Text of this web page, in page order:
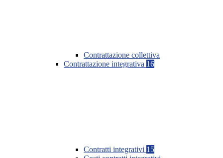
Contrattazione collettiva
Contrattazione integrativa 16
Contratti integrativi 15